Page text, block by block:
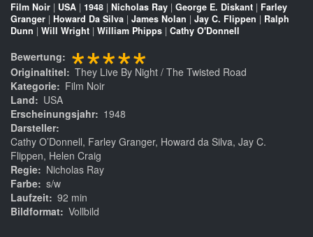
Film Noir | USA | 1948 | Nicholas Ray | George E. Diskant | Farley
Granger | Howard Da Silva | James Nolan | Jay C. Flippen | Ralph
Dunn | Will Wright | William Phipps | Cathy O'Donnell
Bewertung *****
Originaltitel
They Live By Night / The Twisted Road
Kategorie
Film Noir
Land
USA
Erscheinungsjahr
1948
Darsteller
Cathy O’Donnell, Farley Granger, Howard da Silva, Jay C.
Flippen, Helen Craig
Regie
Nicholas Ray
Farbe s/w
Laufzeit 92 min
Bildformat Vollbild